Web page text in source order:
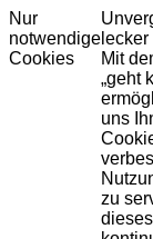
Nur
notwendige
Cookies
lecker
Mit
„geht
uns
zu
dieses